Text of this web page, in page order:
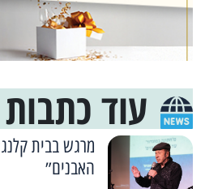
עוד כתבות
מרגש בבית
האבנים״